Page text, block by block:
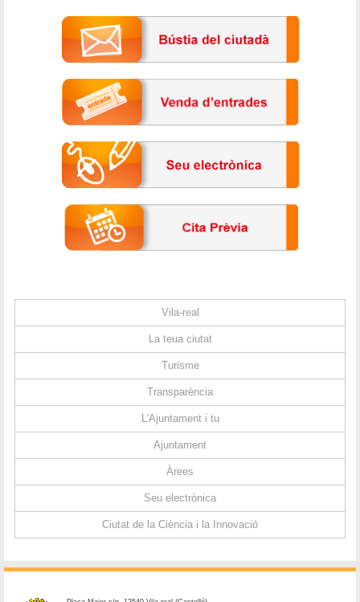
Vila-real
La teua ciutat
Turisme
Transparència
L'Ajuntament i tu
Ajuntament
Àrees
Seu electrònica
Ciutat de la Ciència i la Innovació